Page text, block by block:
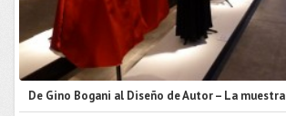
De Gino Bogani al Diseño de Autor – La muestra